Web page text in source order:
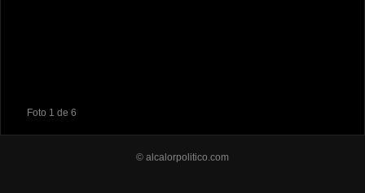
Foto 1 de 6
© alcalorpolitico.com